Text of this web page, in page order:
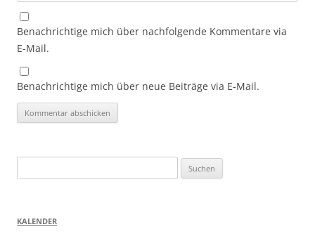
Benachrichtige mich über nachfolgende Kommentare via
E-Mail.
Benachrichtige mich über neue Beiträge via E-Mail.
nach:
KALENDER